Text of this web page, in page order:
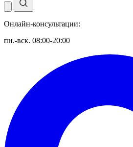
Онлайн-консультации:
пн.-вск. 08:00-20:00